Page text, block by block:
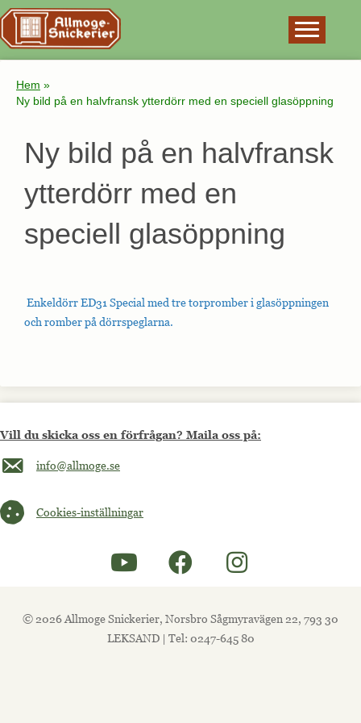
Hem »
Ny bild på en halvfransk ytterdörr med en speciell glasöppning
Ny bild på en halvfransk
ytterdörr med en
speciell glasöppning
Enkeldörr ED31 Special med tre torpromber i glasöppningen
och romber på dörrspeglarna.
Vill du skicka oss en förfrågan? Maila oss på:
Maila oss på info@allmoge.se
info@allmoge.se
Cookies-inställningar
Cookies-inställningar
© 2026 Allmoge Snickerier, Norsbro Sågmyravägen 22, 793 30
LEKSAND | Tel: 0247-645 80